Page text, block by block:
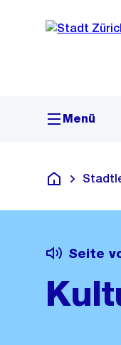
Navigation
Sprunglink
Menü
Deutsch
Seite